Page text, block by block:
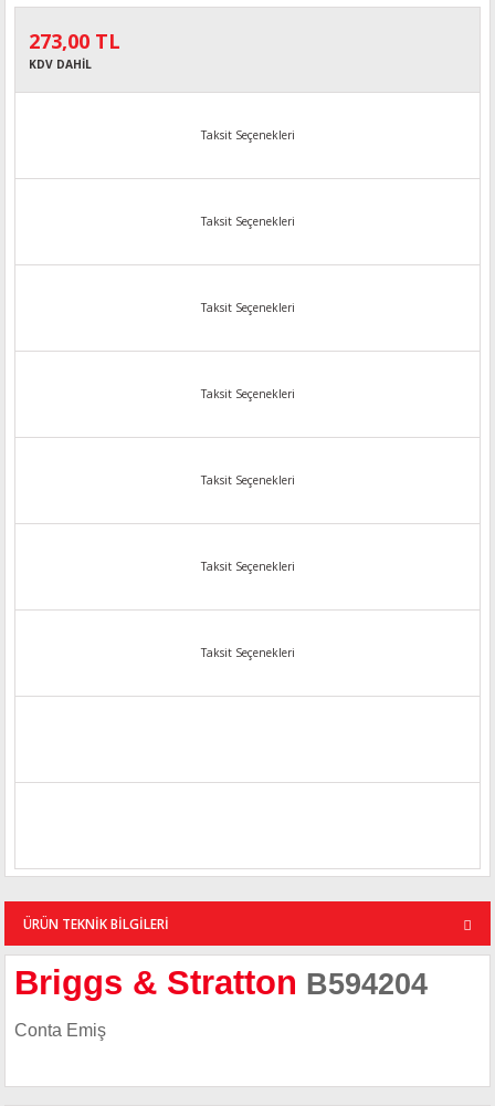
273,00 TL
KDV DAHİL
Taksit Seçenekleri
Taksit Seçenekleri
Taksit Seçenekleri
Taksit Seçenekleri
Taksit Seçenekleri
Taksit Seçenekleri
Taksit Seçenekleri
ÜRÜN TEKNİK BİLGİLERİ
Briggs & Stratton B594204
Conta Emiş